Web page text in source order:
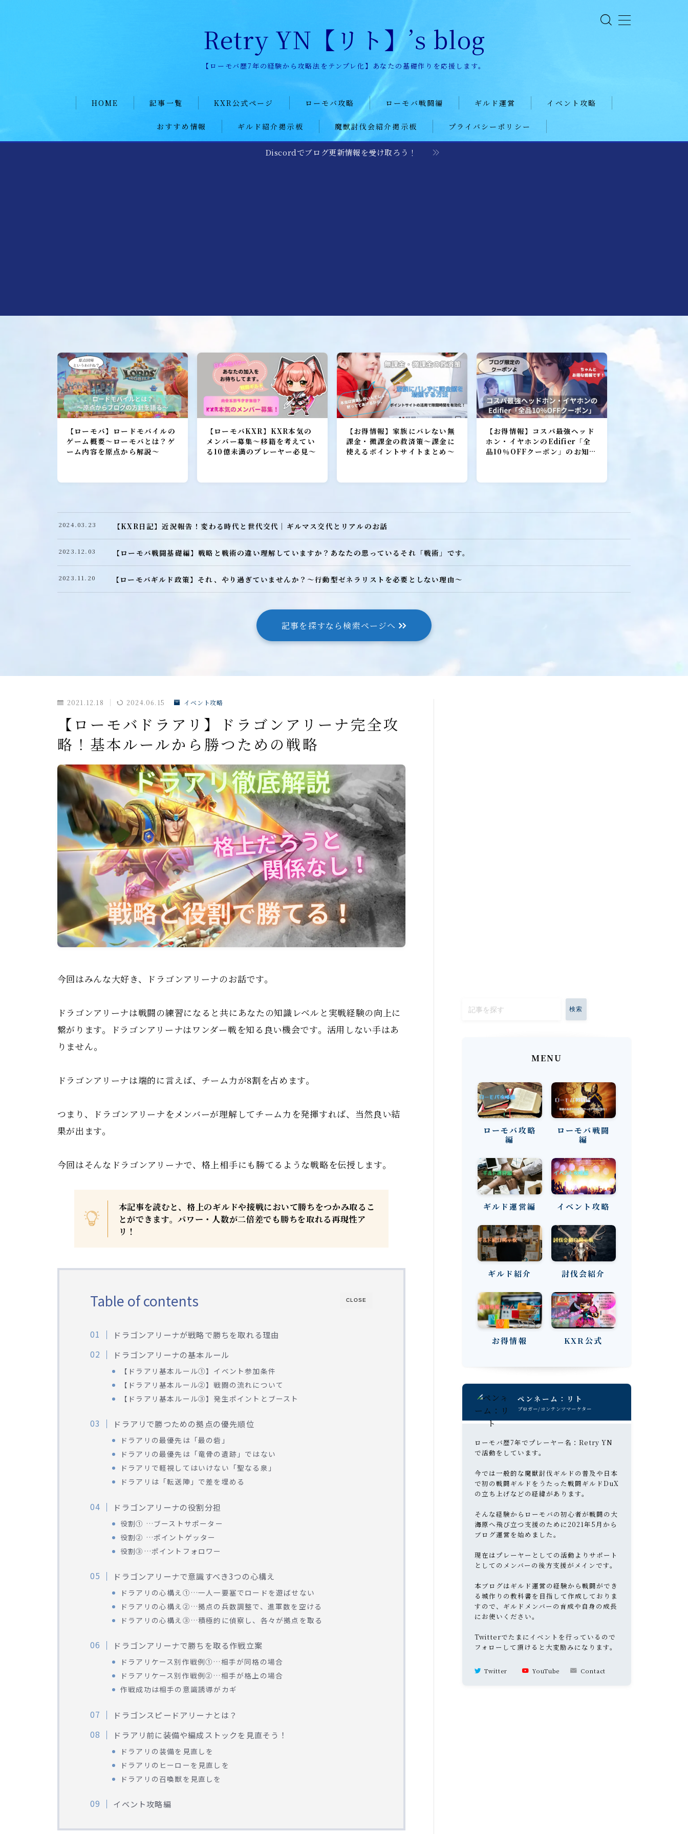
Retry YN【リト】’s blog
【ローモバ歴7年の経験から攻略法をテンプレ化】あなたの基礎作りを応援します。
HOME 記事一覧 KXR公式ページ
KXR history
ローモバ攻略
初心者プレーヤー
建設
ローモバ戦闘編
戦闘基礎編
戦闘防衛編
ギルド運営
ギルド政策
イベント攻略
おすすめ情報 ギルド紹介掲示板 魔獣討伐会紹介掲示板 プライバシーポリシー
HOME
装備
ヒーロー
召喚獣
戦闘基礎編
戦闘攻撃編
戦闘小ネタ編
ギルド運営
ギルド政策
KVK
公式イベント
聖騎士
おすすめ情報
ポイ活
愛用ツール
ギルド紹介掲示板
魔獣討伐会紹介掲示板
プライバシーポリシー
Discordでブログ更新情報を受け取ろう！
【ローモバ】ロードモバイルの
ゲーム概要～ローモバとは？ゲ
ーム内容を原点から解説～
【ローモバKXR】KXR本気の
メンバー募集～移籍を考えてい
る10億未満のプレーヤー必見～
【お得情報】家族にバレない無
課金・微課金の救済策～課金に
使えるポイントサイトまとめ～
【お得情報】コスパ最強ヘッド
ホン・イヤホンのEdifier「全
品10％OFFクーポン」のお知ら
【KXR日記】近況報告！変わる時代と世代交代｜ギルマス交代とリアルのお話
2024.03.23
【ローモバ戦闘基礎編】戦略と戦術の違い理解していますか？あなたの思っているそれ「戦術」です。
2023.12.03
【ローモバギルド政策】それ、やり過ぎていませんか？～行動型ゼネラリストを必要としない理由～
2023.11.20
記事を探すなら検索ページへ
2021.12.18 2024.06.15 イベント攻略
【ローモバドラアリ】ドラゴンアリーナ完全攻
略！基本ルールから勝つための戦略
今回はみんな大好き、ドラゴンアリーナのお話です。
ドラゴンアリーナは戦闘の練習になると共にあなたの知識レベルと実戦経験の向上に
繋がります。ドラゴンアリーナはワンダー戦を知る良い機会です。活用しない手はあ
りません。
ドラゴンアリーナは端的に言えば、チーム力が8割を占めます。
つまり、ドラゴンアリーナをメンバーが理解してチーム力を発揮すれば、当然良い結
果が出ます。
今回はそんなドラゴンアリーナで、格上相手にも勝てるような戦略を伝授します。
本記事を読むと、格上のギルドや接戦において勝ちをつかみ取るこ
とができます。パワー・人数が二倍差でも勝ちを取れる再現性ア
リ！
CLOSE
Table of contents
ドラゴンアリーナが戦略で勝ちを取れる理由
ドラゴンアリーナの基本ルール
【ドラアリ基本ルール①】イベント参加条件
【ドラアリ基本ルール②】戦闘の流れについて
【ドラアリ基本ルール③】発生ポイントとブースト
ドラアリで勝つための拠点の優先順位
ドラアリの最優先は「最の砦」
ドラアリの最優先は「竜骨の遺跡」ではない
ドラアリで軽視してはいけない「聖なる泉」
ドラアリは「転送陣」で差を埋める
ドラゴンアリーナの役割分担
役割① …ブーストサポーター
役割② …ポイントゲッター
役割③…ポイントフォロワー
ドラゴンアリーナで意識すべき3つの心構え
ドラアリの心構え①…一人一要塞でロードを遊ばせない
ドラアリの心構え②…拠点の兵数調整で、進軍数を空ける
ドラアリの心構え③…積極的に偵察し、各々が拠点を取る
ドラゴンアリーナで勝ちを取る作戦立案
ドラアリケース別作戦例①…相手が同格の場合
ドラアリケース別作戦例②…相手が格上の場合
作戦成功は相手の意識誘導がカギ
ドラゴンスピードアリーナとは？
ドラアリ前に装備や編成ストックを見直そう！
ドラアリの装備を見直しを
ドラアリのヒーローを見直しを
ドラアリの召喚獣を見直しを
イベント攻略編
検索
MENU
ローモバ攻略
編
ローモバ戦闘
編
ギルド運営編 イベント攻略
ギルド紹介 討伐会紹介
お得情報 KXR公式
ペンネーム：リト
ブロガー/コンテンツマーケター
ローモバ歴7年でプレーヤー名：Retry YN
で活動をしています。
今では一般的な魔獣討伐ギルドの普及や日本
で初の戦闘ギルドをうたった戦闘ギルドDuX
の立ち上げなどの経緯があります。
そんな経験からローモバの初心者が戦闘の大
海原へ飛び立つ支援のために2021年5月から
ブログ運営を始めました。
現在はプレーヤーとしての活動よりサポート
としてのメンバーの後方支援がメインです。
本ブログはギルド運営の経験から戦闘ができ
る城作りの教科書を目指して作成しておりま
すので、ギルドメンバーの育成や自身の成長
にお使いください。
Twitterでたまにイベントを行っているので
フォローして頂けると大変励みになります。
Twitter YouTube Contact